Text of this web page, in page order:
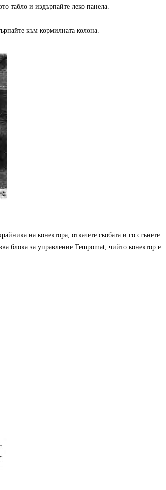
табло и издърпайте леко панела.
към кормилната колона.
на конектора, откачете скобата и го сгънете
блока за управление Tempomat, чийто конектор е